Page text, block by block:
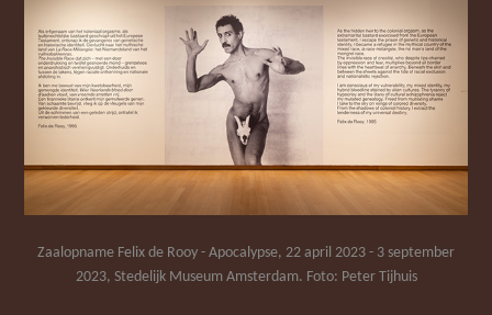
Zaalopname Felix de Rooy - Apocalypse, 22 april 2023 - 3 september
2023, Stedelijk Museum Amsterdam. Foto: Peter Tijhuis